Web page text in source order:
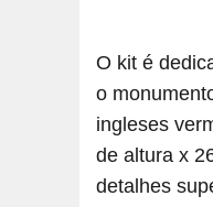
O kit é
o
ingleses
de altura x
detalhes